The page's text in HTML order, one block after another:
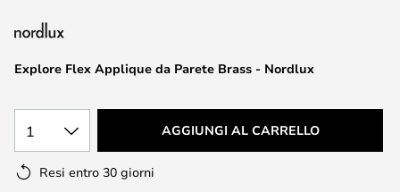
immagini
Explore Flex Applique da Parete Brass - Nordlux
1 AGGIUNGI AL CARRELLO
Resi entro 30 giorni